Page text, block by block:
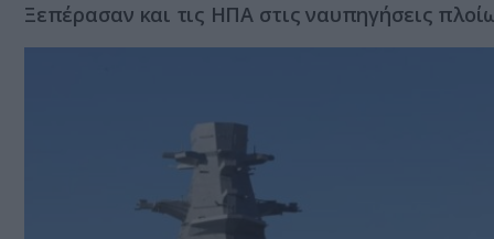
Ξεπέρασαν και τις ΗΠΑ στις ναυπηγήσεις